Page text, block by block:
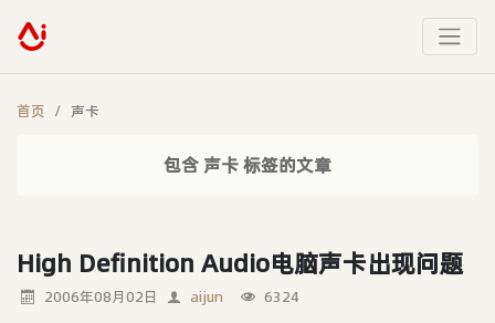
首页 声卡
包含 声卡 标签的文章
High Definition Audio电脑声卡出现问题
2006年08月02日 aijun 6324